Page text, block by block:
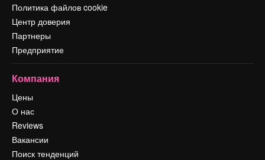
Политика файлов cookie
Центр доверия
Партнеры
Предприятие
Компания
Цены
О нас
Reviews
Вакансии
Поиск тенденций